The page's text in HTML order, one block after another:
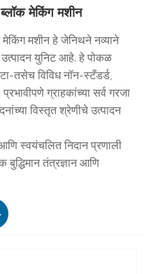
मेकिंग मशीन
मशीन हे जेनिथने नव्याने
युनिट आहे. हे पोकळ
तसेच विविध नॉन-स्टँडर्ड,
ग्राहकांच्या सर्व गरजा
विस्तृत श्रेणीचे उत्पादन
स्वयंचलित निदान प्रणाली
तंत्रज्ञान आणि